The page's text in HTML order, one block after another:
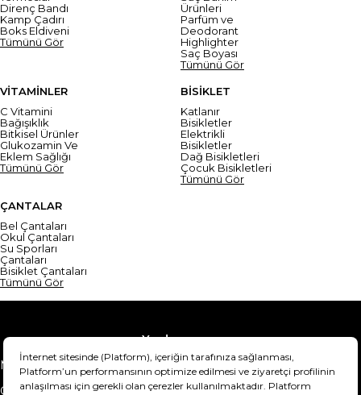
Direnç Bandı
Kamp Çadırı
Boks Eldiveni
Tümünü Gör
Ürünleri
Parfüm ve
Deodorant
Highlighter
Saç Boyası
Tümünü Gör
VİTAMİNLER
C Vitamini
Bağışıklık
Bitkisel Ürünler
Glukozamin Ve
Eklem Sağlığı
Tümünü Gör
BİSİKLET
Katlanır
Bisikletler
Elektrikli
Bisikletler
Dağ Bisikletleri
Çocuk Bisikletleri
Tümünü Gör
ÇANTALAR
Bel Çantaları
Okul Çantaları
Su Sporları
Çantaları
Bisiklet Çantaları
Tümünü Gör
Yardım
Mesafeli Satış Sözleşmesi
Teslimat Bilgisi
Gizlilik Sözleşmesi
Şartlar & Koşullar